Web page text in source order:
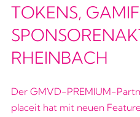
TOKENS,
RHEINBACH
Der GMVD-PREMIUM-
placeit hat mit neuen